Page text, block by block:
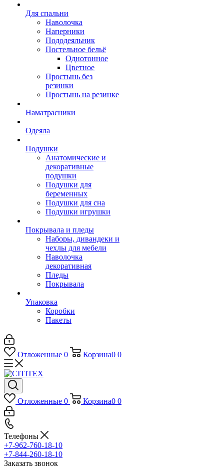
Для спальни
Наволочка
Наперники
Пододеяльник
Постельное бельё
Однотонное
Цветное
Простынь без
резинки
Простынь на резинке
Наматрасники
Одеяла
Подушки
Анатомические и
декоративные
подушки
Подушки для
беременных
Подушки для сна
Подушки игрушки
Покрывала и пледы
Наборы, дивандеки и
чехлы для мебели
Наволочка
декоративная
Пледы
Покрывала
Упаковка
Коробки
Пакеты
Отложенные 0 Корзина0 0
Отложенные 0 Корзина0 0
Телефоны
+7-962-760-18-10
+7-844-260-18-10
Заказать звонок